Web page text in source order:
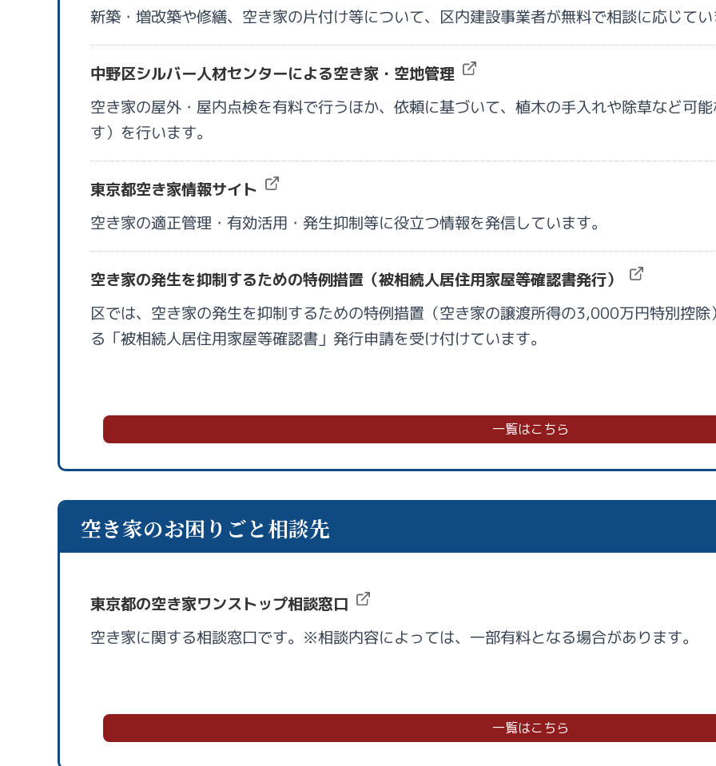
新築・増改築や修繕、空き家の片付け等について、区内建設事業者が無料で相談に応じて
中野区シルバー人材センターによる空き家・空地管理
空き家の屋外・屋内点検を有料で行うほか、依頼に基づいて、植木の手入れや除草など可
す）を行います。
東京都空き家情報サイト
空き家の適正管理・有効活用・発生抑制等に役立つ情報を発信しています。
空き家の発生を抑制するための特例措置（被相続人居住用家屋等確認書発行）
区では、空き家の発生を抑制するための特例措置（空き家の譲渡所得の3,000万円特別控
る「被相続人居住用家屋等確認書」発行申請を受け付けています。
一覧はこちら
空き家のお困りごと相談先
東京都の空き家ワンストップ相談窓口
空き家に関する相談窓口です。※相談内容によっては、一部有料となる場合があります。
一覧はこちら